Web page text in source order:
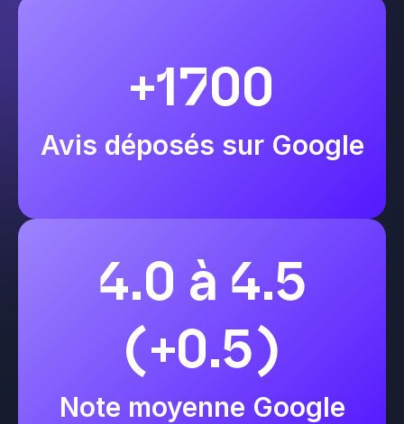
+1700
Avis déposés sur Google
4.0 à 4.5
(+0.5)
Note moyenne Google